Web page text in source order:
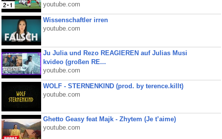
youtube.com
Wissenschaftler irren
youtube.com
Ju Julia und Rezo REAGIEREN auf Julias Musi
kvideo (großen RE...
youtube.com
WOLF - STERNENKIND (prod. by terence.killt)
youtube.com
Ghetto Geasy feat Majk - Zhytem (Je t’aime)
youtube.com